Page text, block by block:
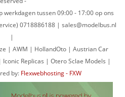
tussen 09:00 - 17:00 op ons
0718886188 | sales@modelbus.nl
|
| AWM | HollandOto | Austrian Car
Replicas | Otero Sclae Models |
by: Flexwebhosting - FXW